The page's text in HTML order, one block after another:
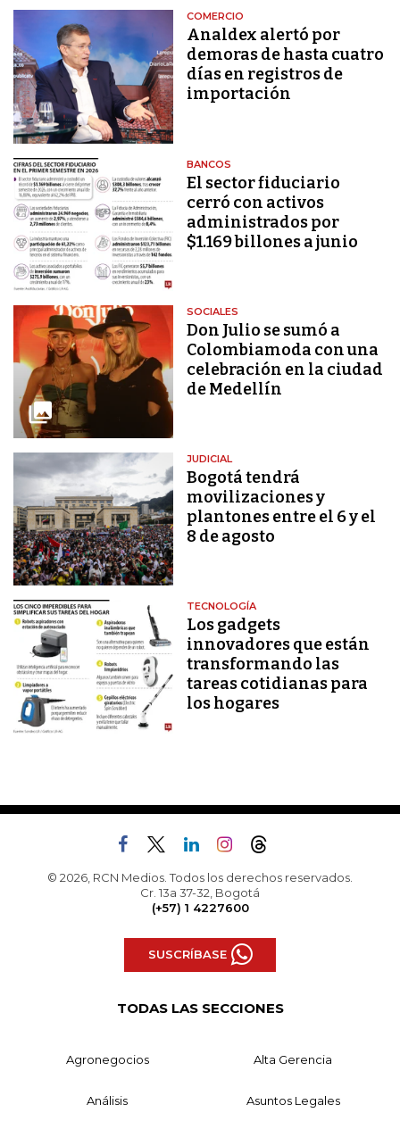
COMERCIO
Analdex alertó por
demoras de hasta cuatro
días en registros de
importación
BANCOS
El sector fiduciario
cerró con activos
administrados por
$1.169 billones a junio
SOCIALES
Don Julio se sumó a
Colombiamoda con una
celebración en la ciudad
de Medellín
JUDICIAL
Bogotá tendrá
movilizaciones y
plantones entre el 6 y el
8 de agosto
TECNOLOGÍA
Los gadgets
innovadores que están
transformando las
tareas cotidianas para
los hogares
© 2026, RCN Medios. Todos los derechos reservados.
Cr. 13a 37-32, Bogotá
(+57) 1 4227600
SUSCRÍBASE
TODAS LAS SECCIONES
Agronegocios Alta Gerencia
Análisis Asuntos Legales